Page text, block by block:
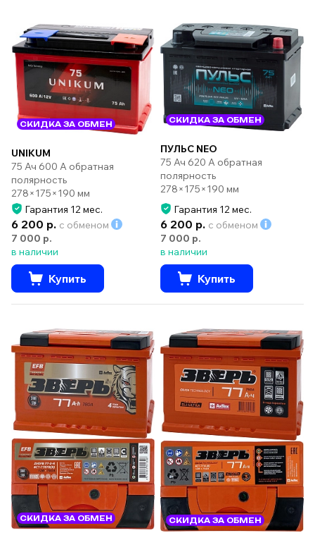
СКИДКА ЗА ОБМЕН
UNIKUM
75 Ач 600 А обратная
полярность
278×175×190 мм
Гарантия 12 мес.
6 200 р. с обменом
7 000 р.
в наличии
Купить
СКИДКА ЗА ОБМЕН
ПУЛЬС NEO
75 Ач 620 А обратная
полярность
278×175×190 мм
Гарантия 12 мес.
6 200 р. с обменом
7 000 р.
в наличии
Купить
СКИДКА ЗА ОБМЕН СКИДКА ЗА ОБМЕН